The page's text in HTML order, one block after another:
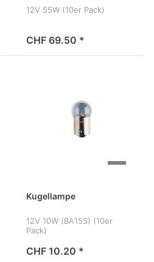
12V 55W (10er Pack)
CHF 69.50 *
Kugellampe
12V 10W (BA15S) (10er
Pack)
CHF 10.20 *